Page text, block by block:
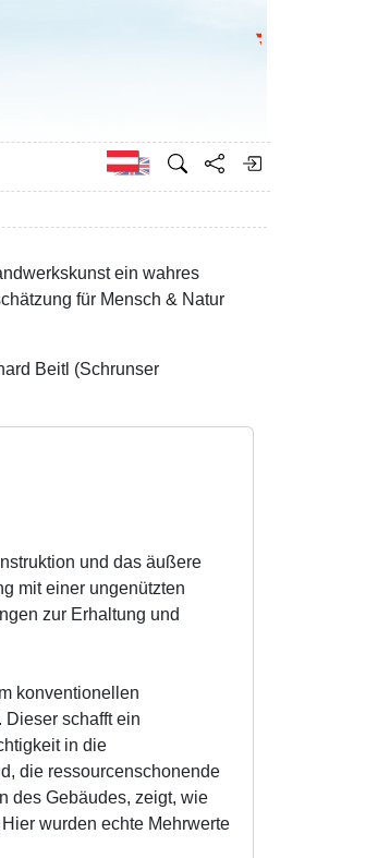
Englisch
ein wahres
für Mensch & Natur
Beitl (Schrunser
und das äußere
mit einer ungenützten
zur Erhaltung und
konventionellen
schafft ein
in die
die ressourcenschonende
des Gebäudes, zeigt, wie
wurden echte Mehrwerte